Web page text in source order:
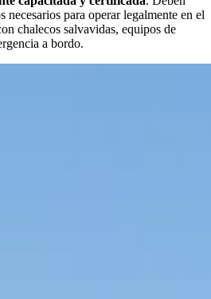
necesarios para operar legalmente en el
chalecos salvavidas, equipos de
a bordo.